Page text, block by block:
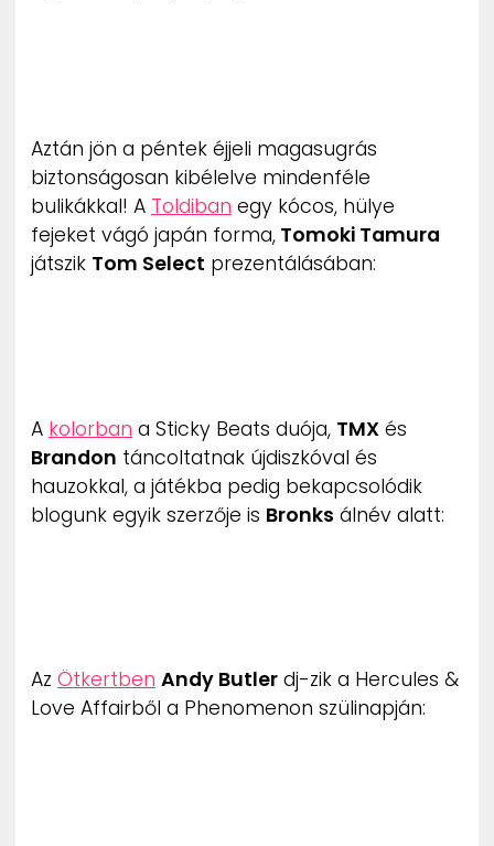
Aztán jön a péntek éjjeli magasugrás
biztonságosan kibélelve mindenféle
bulikákkal! A Toldiban egy kócos, hülye
fejeket vágó japán forma, Tomoki Tamura
játszik Tom Select prezentálásában:
A kolorban a Sticky Beats duója, TMX és
Brandon táncoltatnak újdiszkóval és
hauzokkal, a játékba pedig bekapcsolódik
blogunk egyik szerzője is Bronks álnév alatt:
Az Ötkertben Andy Butler dj-zik a Hercules &
Love Affairből a Phenomenon szülinapján: